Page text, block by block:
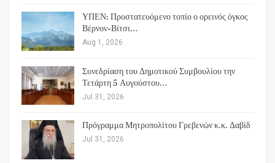
ΥΠΕΝ: Προστατευόμενο τοπίο ο ορεινός όγκος
Βέρνον-Βίτσι…
Aug 1, 2026
Συνεδρίαση του Δημοτικού Συμβουλίου την
Τετάρτη 5 Αυγούστου…
Jul 31, 2026
Πρόγραμμα Μητροπολίτου Γρεβενών κ.κ. Δαβίδ
Jul 31, 2026